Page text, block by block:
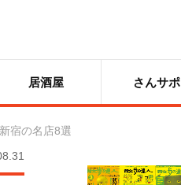
居酒屋 さんサポ
宿の名店8選